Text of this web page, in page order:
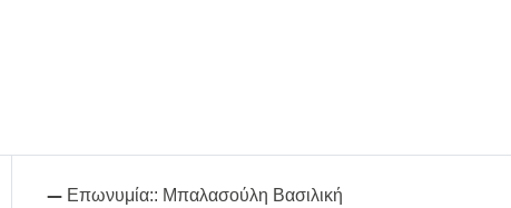
Επωνυμία:: Μπαλασούλη Βασιλική